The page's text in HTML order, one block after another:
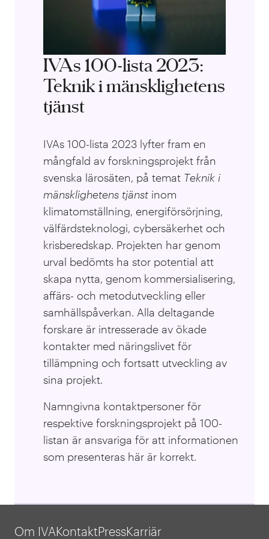
IVAs 100-lista 2023:
Teknik i mänsklighetens
tjänst
IVAs 100-lista 2023 lyfter fram en
mångfald av forskningsprojekt från
svenska lärosäten, på temat Teknik i
mänsklighetens tjänst inom
klimatomställning, energiförsörjning,
välfärdsteknologi, cybersäkerhet och
krisberedskap. Projekten har genom
urval bedömts ha stor potential att
skapa nytta, genom kommersialisering,
affärs- och metodutveckling eller
samhällspåverkan. Alla deltagande
forskare är intresserade av ökade
kontakter med näringslivet för
tillämpning och fortsatt utveckling av
sina projekt.
Namngivna kontaktpersoner för
respektive forskningsprojekt på 100-
listan är ansvariga för att informationen
som presenteras här är korrekt.
Om IVAKontaktPressKarriär